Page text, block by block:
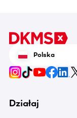
Polska
Działaj